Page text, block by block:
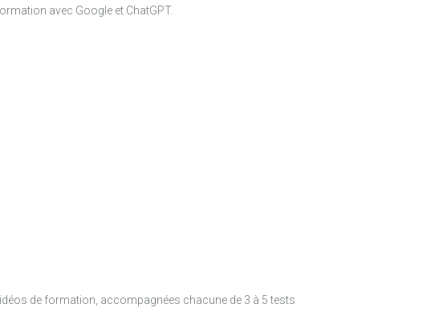
avec Google et ChatGPT.
de formation, accompagnées chacune de 3 à 5 tests